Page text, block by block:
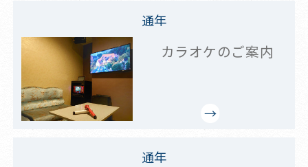
通年
カラオケのご案内
通年